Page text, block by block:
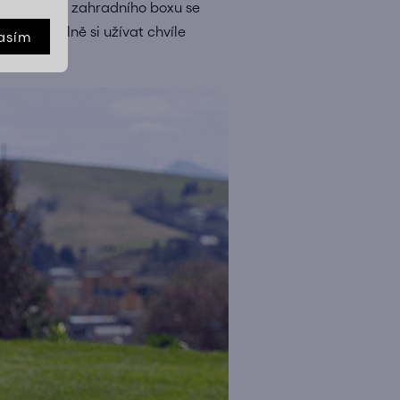
zahradního boxu se
stačí plně si užívat chvíle